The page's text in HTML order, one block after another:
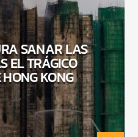
SANAR LAS
EL TRÁGICO
KONG